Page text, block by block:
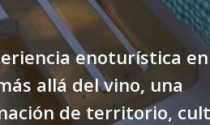
enoturística
allá del vino, una
de territorio,